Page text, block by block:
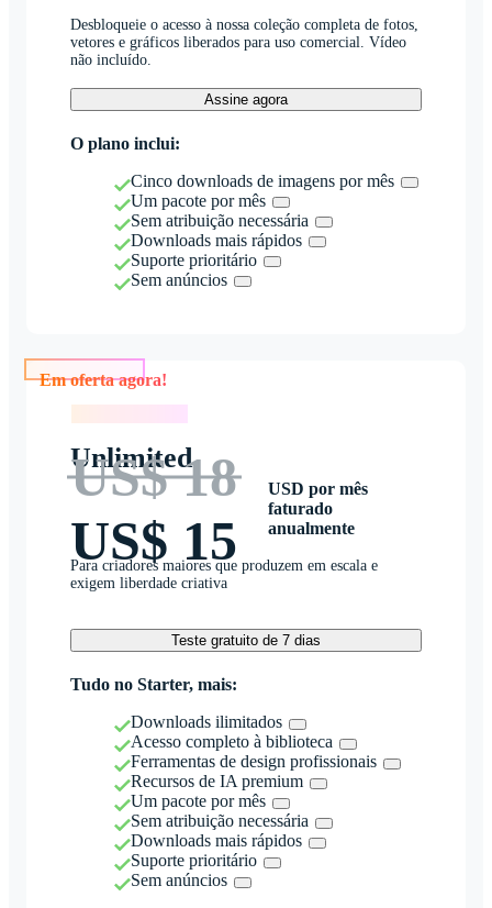
Desbloqueie o acesso à nossa coleção completa de fotos,
vetores e gráficos liberados para uso comercial. Vídeo
não incluído.
Assine agora
O plano inclui:
Cinco downloads de imagens por mês
Um pacote por mês
Sem atribuição necessária
Downloads mais rápidos
Suporte prioritário
Sem anúncios
Unlimited
US$ 18
US$ 15
USD por mês
faturado
anualmente
Para criadores maiores que produzem em escala e
exigem liberdade criativa
Teste gratuito de 7 dias
Tudo no Starter, mais:
Downloads ilimitados
Acesso completo à biblioteca
Ferramentas de design profissionais
Recursos de IA premium
Um pacote por mês
Sem atribuição necessária
Downloads mais rápidos
Suporte prioritário
Sem anúncios